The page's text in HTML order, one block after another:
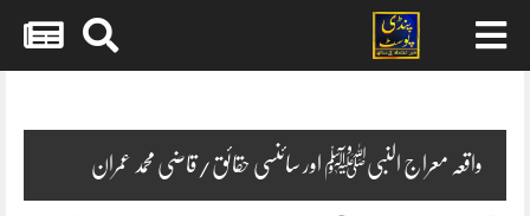
واقعہ معراج النبیﷺ اور سائنسی حقائق/قاضی محمد عمران